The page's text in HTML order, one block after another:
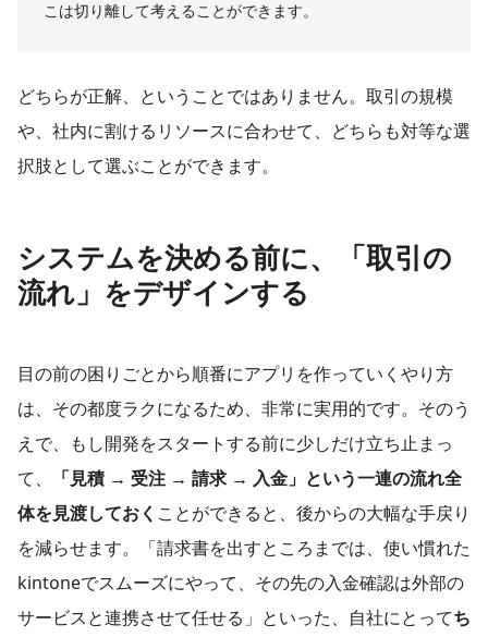
こは切り離して考えることができます。
どちらが正解、ということではありません。取引の規模
や、社内に割けるリソースに合わせて、どちらも対等な選
択肢として選ぶことができます。
システムを決める前に、「取引の
流れ」をデザインする
目の前の困りごとから順番にアプリを作っていくやり方
は、その都度ラクになるため、非常に実用的です。そのう
えで、もし開発をスタートする前に少しだけ立ち止まっ
て、
「見積 → 受注 → 請求 → 入金」という一連の流れ全
体を見渡しておく ことができると、後からの大幅な手戻り
を減らせます。「請求書を出すところまでは、使い慣れた
kintoneでスムーズにやって、その先の入金確認は外部の
サービスと連携させて任せる」といった、自社にとってち